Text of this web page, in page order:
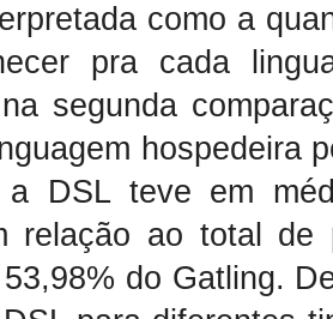
como a
pra cada
segunda
hospedeira
DSL teve em
relação ao total de
do Gatling.